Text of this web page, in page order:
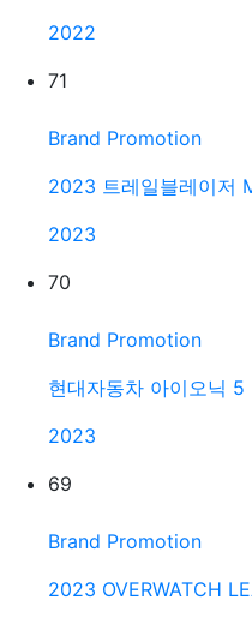
2022
71
Brand Promotion
2023 트레일블레이저
2023
70
Brand Promotion
현대자동차 아이오닉 5
2023
69
Brand Promotion
2023 OVERWATCH